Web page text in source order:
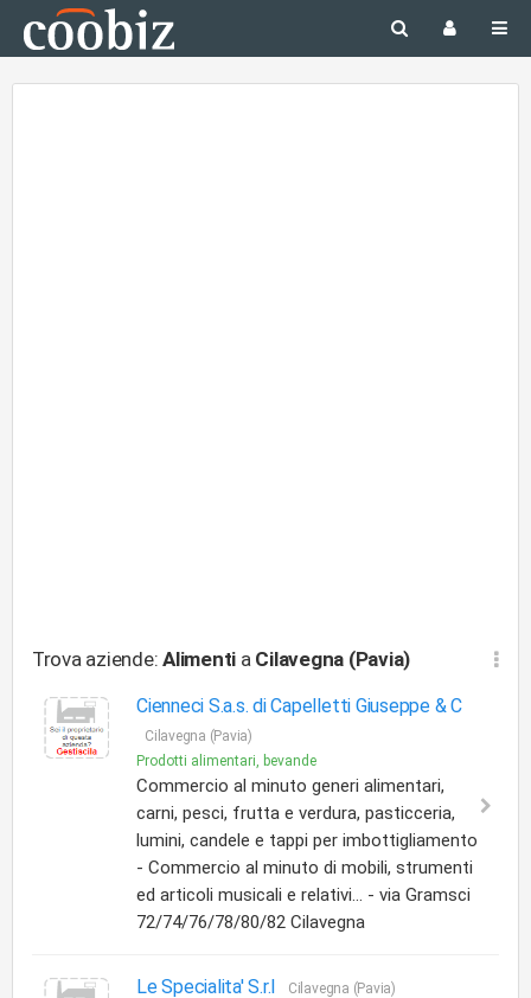
Trova aziende:Alimenti a Cilavegna (Pavia)
Cienneci S.a.s. di Capelletti Giuseppe & C
Cilavegna (Pavia)
Prodotti alimentari, bevande
Commercio al minuto generi alimentari,
carni, pesci, frutta e verdura, pasticceria,
lumini, candele e tappi per imbottigliamento
- Commercio al minuto di mobili, strumenti
ed articoli musicali e relativi... - via Gramsci
72/74/76/78/80/82 Cilavegna
Le Specialita' S.r.l
Cilavegna (Pavia)